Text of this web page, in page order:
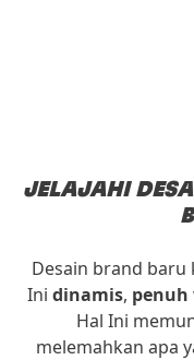
JELAJAHI
Desain brand
Ini dinamis, penuh
Hal Ini
melemahkan apa